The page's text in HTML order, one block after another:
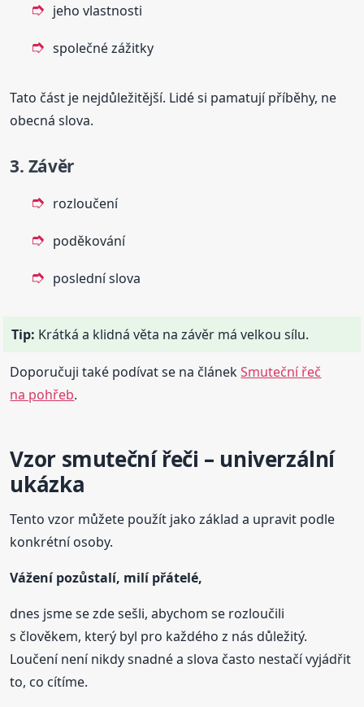
jeho vlastnosti
společné zážitky
Tato část je nejdůležitější. Lidé si pamatují příběhy, ne
obecná slova.
3. Závěr
rozloučení
poděkování
poslední slova
Tip: Krátká a klidná věta na závěr má velkou sílu.
Doporučuji také podívat se na článekSmuteční řeč
na pohřeb.
Vzor smuteční řeči – univerzální
ukázka
Tento vzor můžete použít jako základ a upravit podle
konkrétní osoby.
Vážení pozůstalí, milí přátelé,
dnes jsme se zde sešli, abychom se rozloučili
s člověkem, který byl pro každého z nás důležitý.
Loučení není nikdy snadné a slova často nestačí vyjádřit
to, co cítíme.